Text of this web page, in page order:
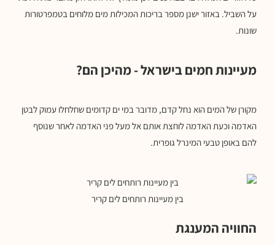
על השביל. באזור ישנן מספר בריכות המכילות מים מלוחים בטמפרטורות
שונות.
מעיינות חמים בישראל - מהיכן הם?
מקורן של המים הוא נחל קדם, מדובר במי ים קדומים שחלחלו עמוק לבטן
האדמה וכעת האדמה לוחצת אותם אל מעל פני האדמה לאחר שנוסף
להם באופן טבעי המינרל גופרית.
בין מעיינות רותחים לים קריר
החוויה המענגת